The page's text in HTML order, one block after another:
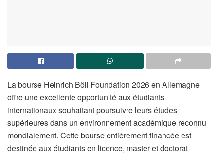
La bourse Heinrich Böll Foundation 2026 en Allemagne
offre une excellente opportunité aux étudiants
internationaux souhaitant poursuivre leurs études
supérieures dans un environnement académique reconnu
mondialement. Cette bourse entièrement financée est
destinée aux étudiants en licence, master et doctorat